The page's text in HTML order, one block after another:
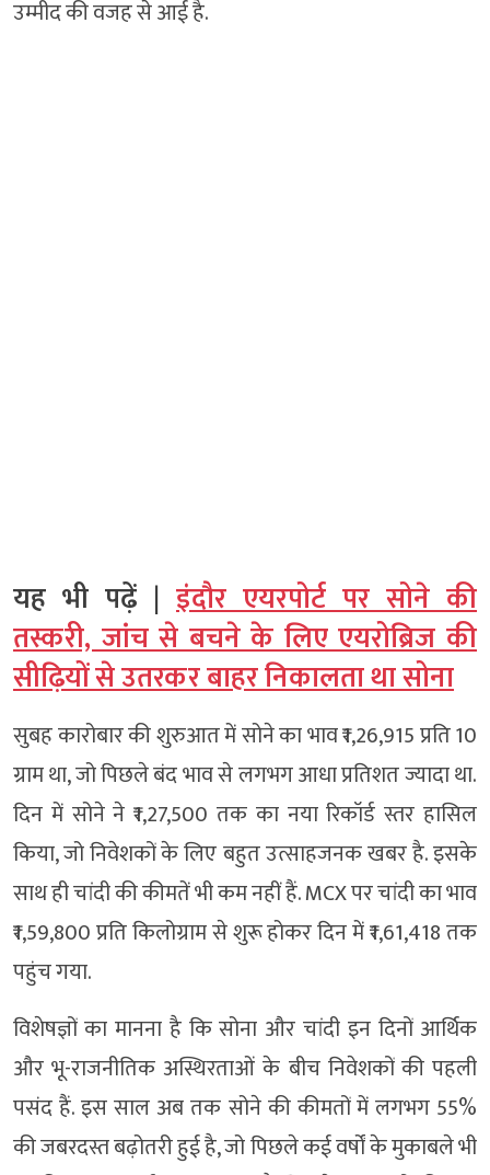
उम्मीद की वजह से आई है.
यह भी पढ़ें | इंदौर एयरपोर्ट पर सोने की
तस्करी, जांच से बचने के लिए एयरोब्रिज की
सीढ़ियों से उतरकर बाहर निकालता था सोना
सुबह कारोबार की शुरुआत में सोने का भाव ₹1,26,915 प्रति 10
ग्राम था, जो पिछले बंद भाव से लगभग आधा प्रतिशत ज्यादा था.
दिन में सोने ने ₹1,27,500 तक का नया रिकॉर्ड स्तर हासिल
किया, जो निवेशकों के लिए बहुत उत्साहजनक खबर है. इसके
साथ ही चांदी की कीमतें भी कम नहीं हैं. MCX पर चांदी का भाव
₹1,59,800 प्रति किलोग्राम से शुरू होकर दिन में ₹1,61,418 तक
पहुंच गया.
विशेषज्ञों का मानना है कि सोना और चांदी इन दिनों आर्थिक
और भू-राजनीतिक अस्थिरताओं के बीच निवेशकों की पहली
पसंद हैं. इस साल अब तक सोने की कीमतों में लगभग 55%
की जबरदस्त बढ़ोतरी हुई है, जो पिछले कई वर्षों के मुकाबले भी